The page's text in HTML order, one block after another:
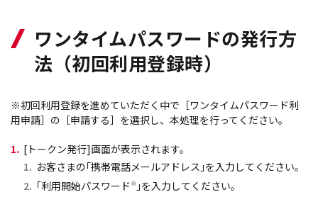
ワンタイムパスワードの発行方
法（初回利用登録時）
※初回利用登録を進めていただく中で［ワンタイムパスワード利
用申請］の［申請する］を選択し、本処理を行ってください。
1. [トークン発行]画面が表示されます。
1. お客さまの｢携帯電話メールアドレス｣を入力してください。
2. ｢利用開始パスワード※ ｣を入力してください。